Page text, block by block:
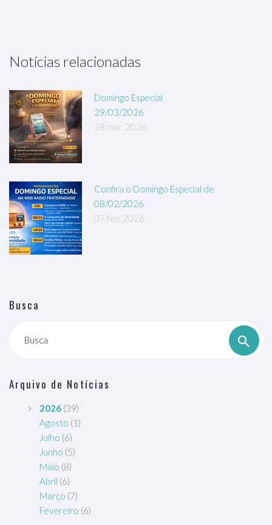
Notícias relacionadas
Domingo Especial
29/03/2026
28 mar, 2026
Confira o Domingo Especial de
08/02/2026
07 fev, 2026
Busca
Busca
Arquivo de Notícias
2026 (39)
Agosto (1)
Julho (6)
Junho (5)
Maio (8)
Abril (6)
Março (7)
Fevereiro (6)